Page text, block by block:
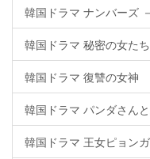
韓国ドラマ ナンバーズ
韓国ドラマ 秘密の女たち
韓国ドラマ 復讐の女神
韓国ドラマ パンダさん
韓国ドラマ 王女ピョン